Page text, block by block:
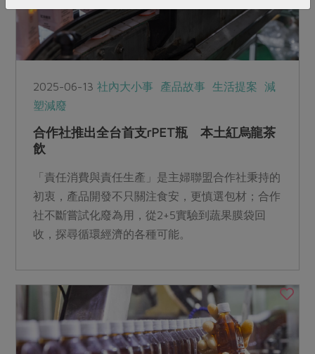
2025-06-13社內大小事 產品故事 生活提案
減
塑減廢
合作社推出全台首支rPET瓶 本土紅烏龍茶
飲
「責任消費與責任生產」是主婦聯盟合作社秉持的
初衷，產品開發不只關注食安，更慎選包材；合作
社不斷嘗試化廢為用，從2+5實驗到蔬果膜袋回
收，探尋循環經濟的各種可能。